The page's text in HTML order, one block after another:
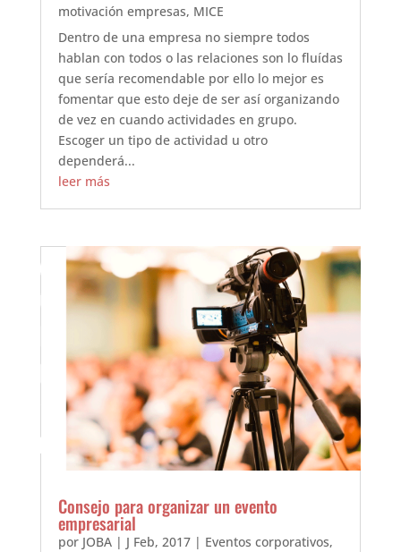
motivación empresas, MICE
Dentro de una empresa no siempre todos
hablan con todos o las relaciones son lo fluídas
que sería recomendable por ello lo mejor es
fomentar que esto deje de ser así organizando
de vez en cuando actividades en grupo.
Escoger un tipo de actividad u otro
dependerá...
leer más
Consejo para organizar un evento
empresarial
por JOBA| J Feb, 2017| Eventos corporativos,